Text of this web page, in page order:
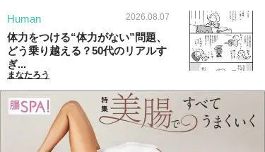
Human 2026.08.07
体力をつける“体力がない”問題、
どう乗り越える？50代のリアルす
ぎ...
まなたろう